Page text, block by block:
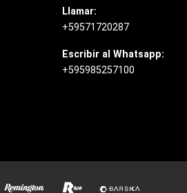
Llamar:
+59571720287
Escribir al Whatsapp:
+595985257100